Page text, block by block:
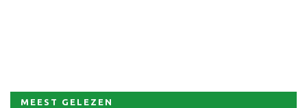
MEEST GELEZEN